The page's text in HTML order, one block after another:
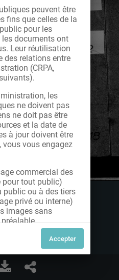
peuvent être
fins que celles de la
pour les
documents ont
Leur réutilisation
des relations entre
(CRPA,
les
ne doivent pas
ne doit pas être
et la date de
à jour doivent être
vous vous engagez
commercial des
pour tout public)
public ou à des tiers
privé ou interne)
images sans
nous vous invitons
de solliciter le type
parmi celles
acquitter